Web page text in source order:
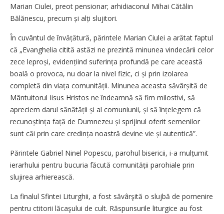
Marian Ciulei, preot pensionar; arhidiaconul Mihai Cătălin
Bălănescu, precum și alți slujitori.
În cuvântul de învățătură, părintele Marian Ciulei a arătat faptul
că „Evanghelia citită astăzi ne prezintă minunea vindecării celor
zece leproși, evidențiind suferința profundă pe care această
boală o provoca, nu doar la nivel fizic, ci și prin izolarea
completă din viața comunității. Minunea aceasta săvârșită de
Mântuitorul Iisus Hristos ne îndeamnă să fim milostivi, să
apreciem darul sănătății și al comuniunii, și să înțelegem că
recunoștința față de Dumnezeu și sprijinul oferit semenilor
sunt căi prin care credința noastră devine vie și autentică”.
Părintele Gabriel Ninel Popescu, parohul bisericii, i-a mulțumit
ierarhului pentru bucuria făcută comunității parohiale prin
slujirea arhierească.
La finalul Sfintei Liturghii, a fost săvârşită o slujbă de pomenire
pentru ctitorii lăcaşului de cult. Răspunsurile liturgice au fost